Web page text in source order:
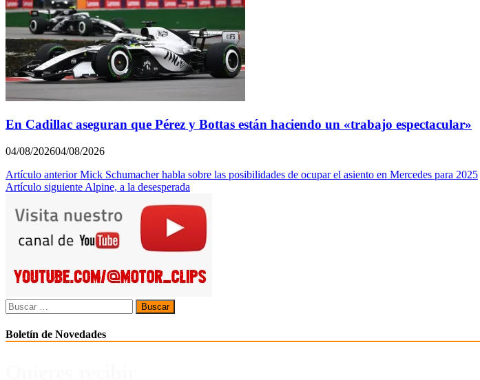
En Cadillac aseguran que Pérez y Bottas están haciendo un «trabajo espectacular»
04/08/202604/08/2026
Navegación
de
entradas
Artículo anterior Mick Schumacher habla sobre las posibilidades de ocupar el asiento en Mercedes para 2025
Artículo siguiente Alpine, a la desesperada
Buscar:
Boletín de Novedades